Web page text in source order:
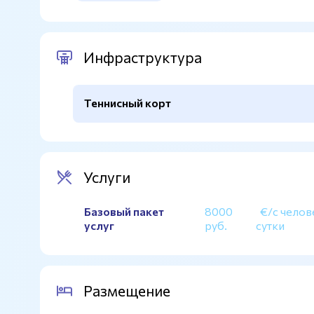
Инфраструктура
Теннисный корт
Количество кортов
Покрытие - хард
Услуги
Базовый пакет
услуг
8000
руб.
€/с
сутки
Размещение